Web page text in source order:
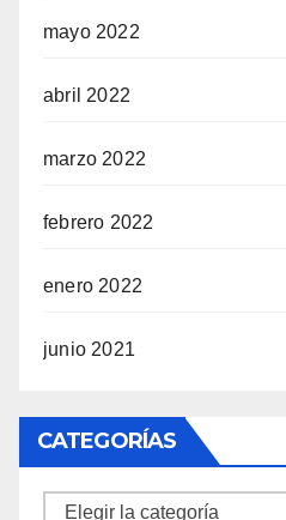
mayo 2022
abril 2022
marzo 2022
febrero 2022
enero 2022
junio 2021
CATEGORÍAS
Categorías